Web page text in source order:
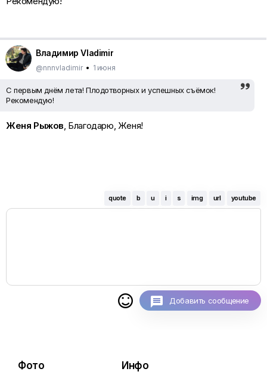
Владимир Vladimir
@nnnvladimir • 1 июня
С первым днём лета! Плодотворных и успешных съёмок!
Рекомендую!
Женя Рыжов , Благодарю, Женя!
quote b u i s img url youtube
 Добавить сообщение
Фото Инфо